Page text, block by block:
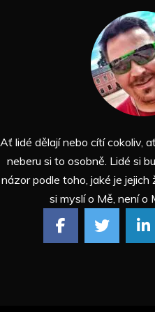
Ať lidé dělají nebo cítí cokoliv,
neberu si to osobně. Lidé si
názor podle toho, jaké je
si myslí o Mě, není o